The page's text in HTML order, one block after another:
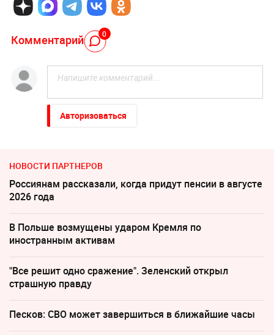
Комментарий 0
Авторизоваться
НОВОСТИ ПАРТНЕРОВ
Россиянам рассказали, когда придут пенсии в августе
2026 года
В Польше возмущены ударом Кремля по
иностранным активам
"Все решит одно сражение". Зеленский открыл
страшную правду
Песков: СВО может завершиться в ближайшие часы